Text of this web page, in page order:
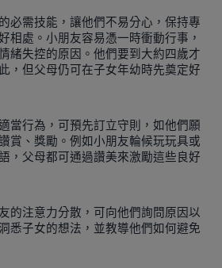
必需技能，讓他們不易分心，保持專
相處。小朋友容易憑一時衝動行事，
緒失控的原因。他們要到大約四歲才
，但父母仍可在子女年幼時先奠定好
當行為，可預先訂立守則，如他們願
賞、獎勵。例如小朋友輪候玩玩具或
，父母都可通過讚美來激勵這些良好
的注意力分散，可向他們詢問原因以
悉子女的想法，並教導他們如何避免